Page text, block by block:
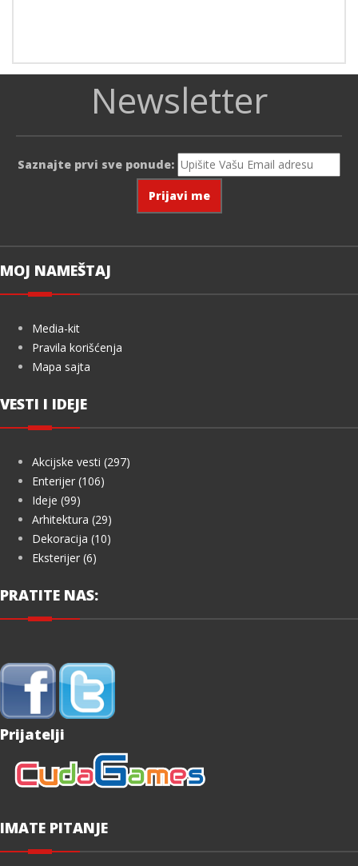
Newsletter
Saznajte prvi sve ponude:
MOJ NAMEŠTAJ
Media-kit
Pravila korišćenja
Mapa sajta
VESTI I IDEJE
Akcijske vesti (297)
Enterijer (106)
Ideje (99)
Arhitektura (29)
Dekoracija (10)
Eksterijer (6)
PRATITE NAS:
Prijatelji
IMATE PITANJE